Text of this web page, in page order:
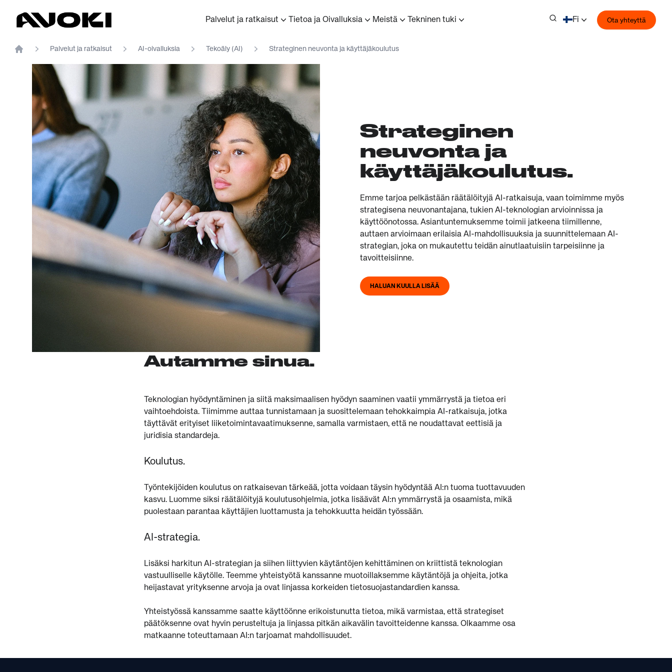
Avoki Palvelut ja ratkaisut Tietoa ja Oivalluksia Meistä Tekninen tuki Fi Ota yhteyttä
Palvelut ja ratkaisut AI-oivalluksia Tekoäly (AI) Strateginen neuvonta ja käyttäjäkoulutus
Strateginen
neuvonta ja
käyttäjäkoulutus.
Emme tarjoa pelkästään räätälöityjä AI-ratkaisuja, vaan toimimme myös
strategisena neuvonantajana, tukien AI-teknologian arvioinnissa ja
käyttöönotossa. Asiantuntemuksemme toimii jatkeena tiimillenne,
auttaen arvioimaan erilaisia AI-mahdollisuuksia ja suunnittelemaan AI-
strategian, joka on mukautettu teidän ainutlaatuisiin tarpeisiinne ja
tavoitteisiinne.
HALUAN KUULLA LISÄÄ
Autamme sinua.
Teknologian hyödyntäminen ja siitä maksimaalisen hyödyn saaminen vaatii ymmärrystä ja tietoa eri
vaihtoehdoista. Tiimimme auttaa tunnistamaan ja suosittelemaan tehokkaimpia AI-ratkaisuja, jotka
täyttävät erityiset liiketoimintavaatimuksenne, samalla varmistaen, että ne noudattavat eettisiä ja
juridisia standardeja.
Koulutus.
Työntekijöiden koulutus on ratkaisevan tärkeää, jotta voidaan täysin hyödyntää AI:n tuoma tuottavuuden
kasvu. Luomme siksi räätälöityjä koulutusohjelmia, jotka lisäävät AI:n ymmärrystä ja osaamista, mikä
puolestaan parantaa käyttäjien luottamusta ja tehokkuutta heidän työssään.
AI-strategia.
Lisäksi harkitun AI-strategian ja siihen liittyvien käytäntöjen kehittäminen on kriittistä teknologian
vastuulliselle käytölle. Teemme yhteistyötä kanssanne muotoillaksemme käytäntöjä ja ohjeita, jotka
heijastavat yrityksenne arvoja ja ovat linjassa korkeiden tietosuojastandardien kanssa.
Yhteistyössä kanssamme saatte käyttöönne erikoistunutta tietoa, mikä varmistaa, että strategiset
päätöksenne ovat hyvin perusteltuja ja linjassa pitkän aikavälin tavoitteidenne kanssa. Olkaamme osa
matkaanne toteuttamaan AI:n tarjoamat mahdollisuudet.